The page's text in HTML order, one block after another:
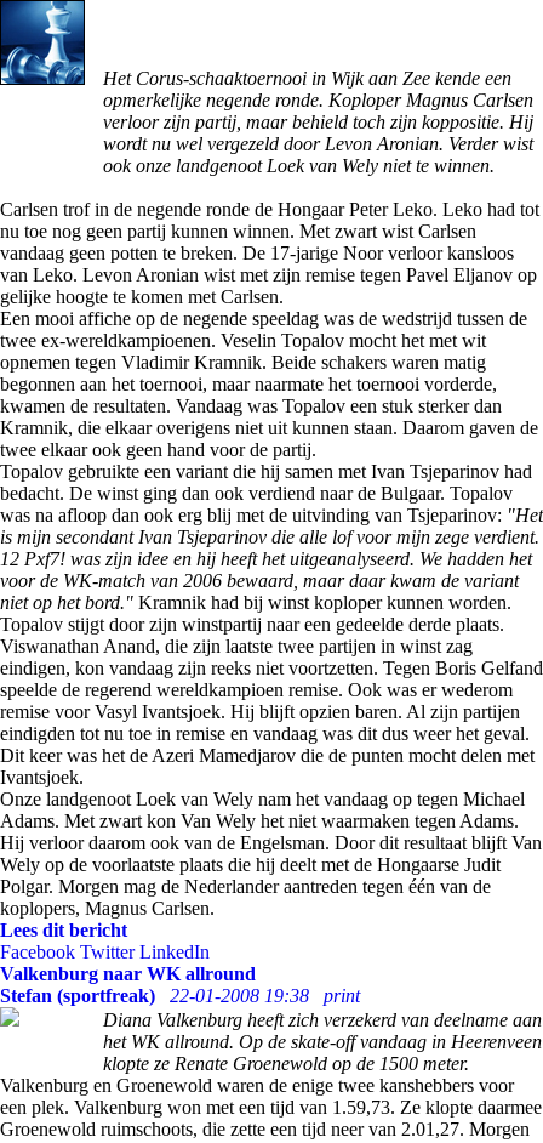
Het Corus-schaaktoernooi in Wijk aan Zee kende een
opmerkelijke negende ronde. Koploper Magnus Carlsen
verloor zijn partij, maar behield toch zijn koppositie. Hij
wordt nu wel vergezeld door Levon Aronian. Verder wist
ook onze landgenoot Loek van Wely niet te winnen.
Carlsen trof in de negende ronde de Hongaar Peter Leko. Leko had tot
nu toe nog geen partij kunnen winnen. Met zwart wist Carlsen
vandaag geen potten te breken. De 17-jarige Noor verloor kansloos
van Leko. Levon Aronian wist met zijn remise tegen Pavel Eljanov op
gelijke hoogte te komen met Carlsen.
Een mooi affiche op de negende speeldag was de wedstrijd tussen de
twee ex-wereldkampioenen. Veselin Topalov mocht het met wit
opnemen tegen Vladimir Kramnik. Beide schakers waren matig
begonnen aan het toernooi, maar naarmate het toernooi vorderde,
kwamen de resultaten. Vandaag was Topalov een stuk sterker dan
Kramnik, die elkaar overigens niet uit kunnen staan. Daarom gaven de
twee elkaar ook geen hand voor de partij.
Topalov gebruikte een variant die hij samen met Ivan Tsjeparinov had
bedacht. De winst ging dan ook verdiend naar de Bulgaar. Topalov
was na afloop dan ook erg blij met de uitvinding van Tsjeparinov: "Het
is mijn secondant Ivan Tsjeparinov die alle lof voor mijn zege verdient.
12 Pxf7! was zijn idee en hij heeft het uitgeanalyseerd. We hadden het
voor de WK-match van 2006 bewaard, maar daar kwam de variant
niet op het bord." Kramnik had bij winst koploper kunnen worden.
Topalov stijgt door zijn winstpartij naar een gedeelde derde plaats.
Viswanathan Anand, die zijn laatste twee partijen in winst zag
eindigen, kon vandaag zijn reeks niet voortzetten. Tegen Boris Gelfand
speelde de regerend wereldkampioen remise. Ook was er wederom
remise voor Vasyl Ivantsjoek. Hij blijft opzien baren. Al zijn partijen
eindigden tot nu toe in remise en vandaag was dit dus weer het geval.
Dit keer was het de Azeri Mamedjarov die de punten mocht delen met
Ivantsjoek.
Onze landgenoot Loek van Wely nam het vandaag op tegen Michael
Adams. Met zwart kon Van Wely het niet waarmaken tegen Adams.
Hij verloor daarom ook van de Engelsman. Door dit resultaat blijft Van
Wely op de voorlaatste plaats die hij deelt met de Hongaarse Judit
Polgar. Morgen mag de Nederlander aantreden tegen één van de
koplopers, Magnus Carlsen.
Lees dit bericht
Facebook Twitter LinkedIn
Valkenburg naar WK allround
Stefan (sportfreak)
22-01-2008 19:38
print
Diana Valkenburg heeft zich verzekerd van deelname aan
het WK allround. Op de skate-off vandaag in Heerenveen
klopte ze Renate Groenewold op de 1500 meter.
Valkenburg en Groenewold waren de enige twee kanshebbers voor
een plek. Valkenburg won met een tijd van 1.59,73. Ze klopte daarmee
Groenewold ruimschoots, die zette een tijd neer van 2.01,27. Morgen